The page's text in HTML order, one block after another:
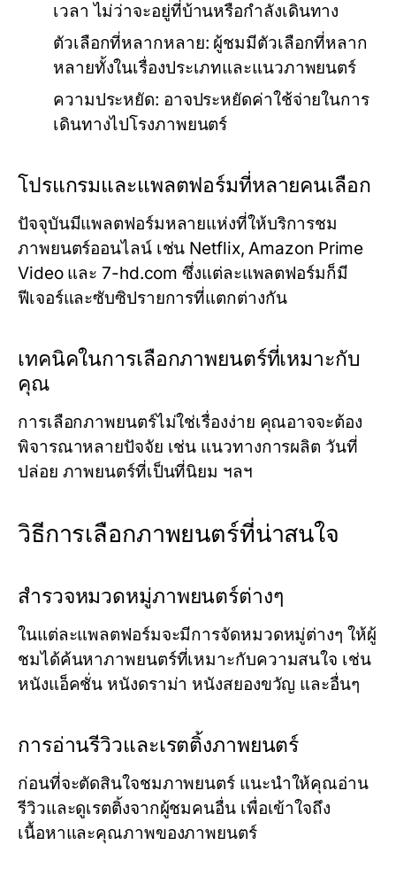
เวลา ไม่ว่าจะอยู่ที่บ้านหรือกำลังเดินทาง
ตัวเลือกที่หลากหลาย: ผู้ชมมีตัวเลือกที่หลาก
หลายทั้งในเรื่องประเภทและแนวภาพยนตร์
ความประหยัด: อาจประหยัดค่าใช้จ่ายในการ
เดินทางไปโรงภาพยนตร์
โปรแกรมและแพลตฟอร์มที่หลายคนเลือก
ปัจจุบันมีแพลตฟอร์มหลายแห่งที่ให้บริการชม
ภาพยนตร์ออนไลน์ เช่น Netflix, Amazon Prime
Video และ 7-hd.com ซึ่งแต่ละแพลตฟอร์มก็มี
ฟีเจอร์และซับซิปรายการที่แตกต่างกัน
เทคนิคในการเลือกภาพยนตร์ที่เหมาะกับ
คุณ
การเลือกภาพยนตร์ไม่ใช่เรื่องง่าย คุณอาจจะต้อง
พิจารณาหลายปัจจัย เช่น แนวทางการผลิต วันที่
ปล่อย ภาพยนตร์ที่เป็นที่นิยม ฯลฯ
วิธีการเลือกภาพยนตร์ที่น่าสนใจ
สำรวจหมวดหมู่ภาพยนตร์ต่างๆ
ในแต่ละแพลตฟอร์มจะมีการจัดหมวดหมู่ต่างๆ ให้ผู้
ชมได้ค้นหาภาพยนตร์ที่เหมาะกับความสนใจ เช่น
หนังแอ็คชั่น หนังดราม่า หนังสยองขวัญ และอื่นๆ
การอ่านรีวิวและเรตติ้งภาพยนตร์
ก่อนที่จะตัดสินใจชมภาพยนตร์ แนะนำให้คุณอ่าน
รีวิวและดูเรตติ้งจากผู้ชมคนอื่น เพื่อเข้าใจถึง
เนื้อหาและคุณภาพของภาพยนตร์